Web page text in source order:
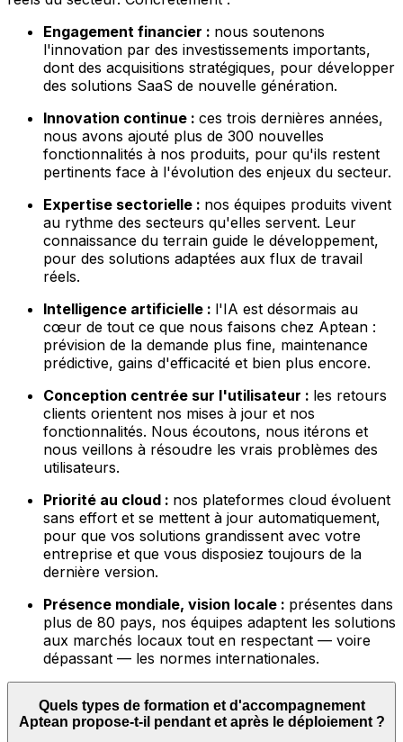
Engagement financier : nous soutenons
l'innovation par des investissements importants,
dont des acquisitions stratégiques, pour développer
des solutions SaaS de nouvelle génération.
Innovation continue : ces trois dernières années,
nous avons ajouté plus de 300 nouvelles
fonctionnalités à nos produits, pour qu'ils restent
pertinents face à l'évolution des enjeux du secteur.
Expertise sectorielle : nos équipes produits vivent
au rythme des secteurs qu'elles servent. Leur
connaissance du terrain guide le développement,
pour des solutions adaptées aux flux de travail
réels.
Intelligence artificielle : l'IA est désormais au
cœur de tout ce que nous faisons chez Aptean :
prévision de la demande plus fine, maintenance
prédictive, gains d'efficacité et bien plus encore.
Conception centrée sur l'utilisateur : les retours
clients orientent nos mises à jour et nos
fonctionnalités. Nous écoutons, nous itérons et
nous veillons à résoudre les vrais problèmes des
utilisateurs.
Priorité au cloud : nos plateformes cloud évoluent
sans effort et se mettent à jour automatiquement,
pour que vos solutions grandissent avec votre
entreprise et que vous disposiez toujours de la
dernière version.
Présence mondiale, vision locale : présentes dans
plus de 80 pays, nos équipes adaptent les solutions
aux marchés locaux tout en respectant — voire
dépassant — les normes internationales.
Quels types de formation et d'accompagnement
Aptean propose-t-il pendant et après le déploiement ?